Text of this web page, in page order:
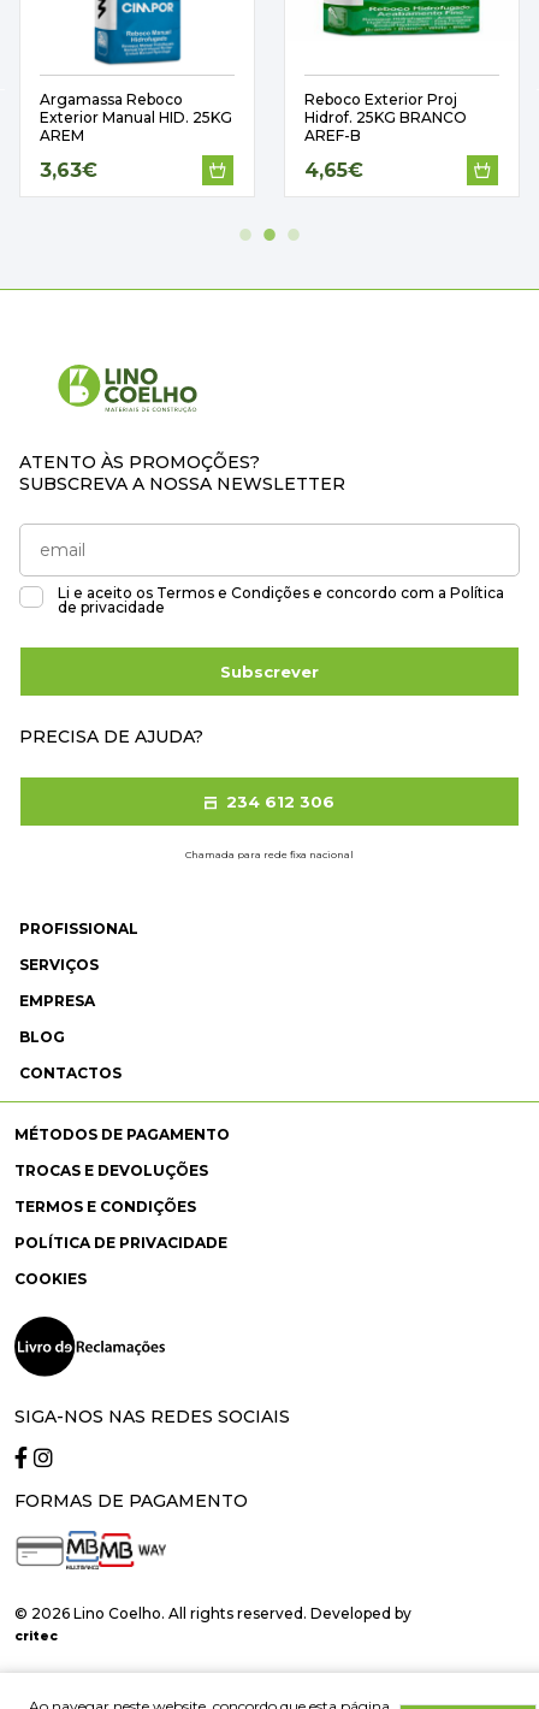
Argamassa Reboco
Exterior Manual HID. 25KG
AREM
3,63€
Reboco Exterior Proj
Hidrof. 25KG BRANCO
AREF-B
4,65€
Ao navegar neste website, concordo que esta página
PROFISSIONAL
SERVIÇOS
EMPRESA
BLOG
CONTACTOS
MÉTODOS DE PAGAMENTO
TROCAS E DEVOLUÇÕES
TERMOS E CONDIÇÕES
POLÍTICA DE PRIVACIDADE
COOKIES
SIGA-NOS NAS REDES SOCIAIS
FORMAS DE PAGAMENTO
ATENTO ÀS PROMOÇÕES?
SUBSCREVA A NOSSA NEWSLETTER
Li e aceito os Termos e Condições e concordo com a Política
de privacidade
Subscrever
PRECISA DE AJUDA?
234 612 306
Chamada para rede fixa nacional
© 2026 Lino Coelho. All rights reserved. Developed by
critec